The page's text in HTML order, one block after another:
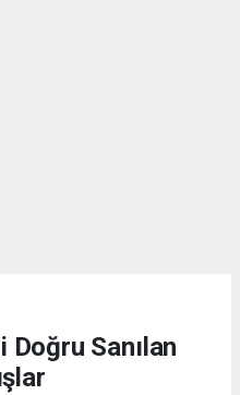
Doğru Sanılan